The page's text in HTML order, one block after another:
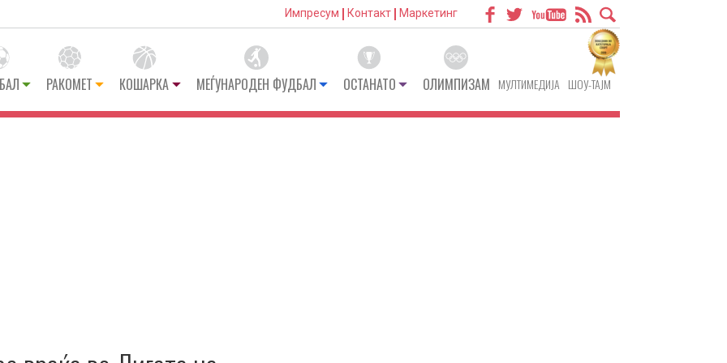
Импресум Контакт Маркетинг
РАКОМЕТ КОШАРКА МЕЃУНАРОДЕН ФУДБАЛ ОСТАНАТО ОЛИМПИЗАМ МУЛТИМЕДИЈА ШОУ-ТАЈМ